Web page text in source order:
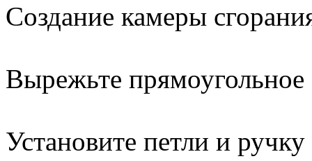
Создание камеры
Вырежьте прямоугольное
Установите петли и